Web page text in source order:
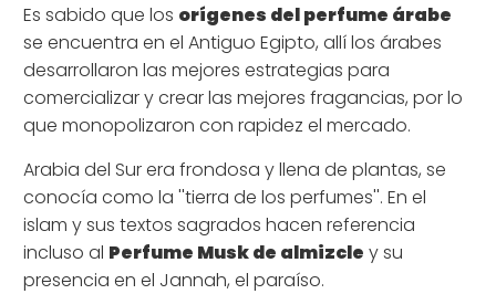
Es sabido que los orígenes del perfume árabe
se encuentra en el Antiguo Egipto, allí los árabes
desarrollaron las mejores estrategias para
comercializar y crear las mejores fragancias, por lo
que monopolizaron con rapidez el mercado.
Arabia del Sur era frondosa y llena de plantas, se
conocía como la ''tierra de los perfumes''. En el
islam y sus textos sagrados hacen referencia
incluso al Perfume Musk de almizcle y su
presencia en el Jannah, el paraíso.